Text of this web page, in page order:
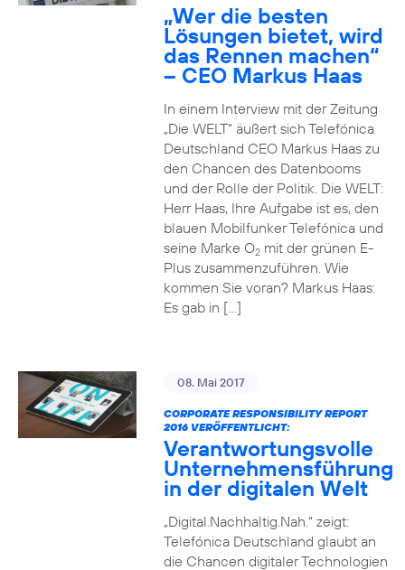
„Wer die besten
Lösungen bietet, wird
das Rennen machen“
– CEO Markus Haas
In einem Interview mit der Zeitung
„Die WELT“ äußert sich Telefónica
Deutschland CEO Markus Haas zu
den Chancen des Datenbooms
und der Rolle der Politik. Die WELT:
Herr Haas, Ihre Aufgabe ist es, den
blauen Mobilfunker Telefónica und
seine Marke O2mit der grünen E-
Plus zusammenzuführen. Wie
kommen Sie voran? Markus Haas:
Es gab in […]
08. Mai 2017
CORPORATE RESPONSIBILITY REPORT
2016 VERÖFFENTLICHT:
Verantwortungsvolle
Unternehmensführung
in der digitalen Welt
„Digital.Nachhaltig.Nah.“ zeigt:
Telefónica Deutschland glaubt an
die Chancen digitaler Technologien